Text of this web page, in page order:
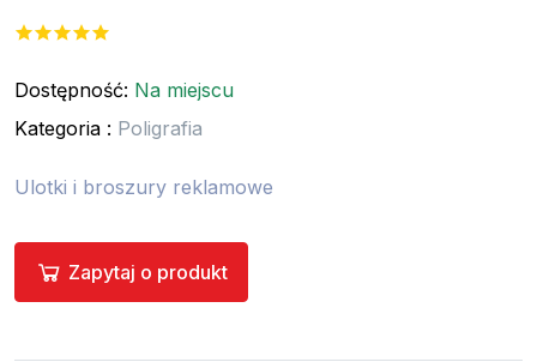
Dostępność: Na miejscu
Kategoria : Poligrafia
Ulotki i broszury reklamowe
Zapytaj o produkt